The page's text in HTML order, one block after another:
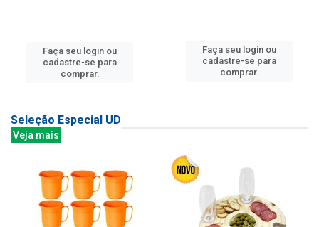
Faça seu login ou
cadastre-se para
comprar.
Faça seu login ou
cadastre-se para
comprar.
Seleção Especial UD
Veja mais